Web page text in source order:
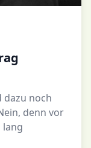
dazu noch
denn vor
lang